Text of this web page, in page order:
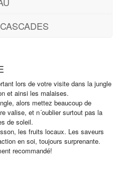
lors de votre visite dans la jungle
et ainsi les malaises.
alors mettez beaucoup de
valise, et n´oublier surtout pas la
de soleil.
les fruits locaux. Les saveurs
en soi, toujours surprenante.
recommandé!